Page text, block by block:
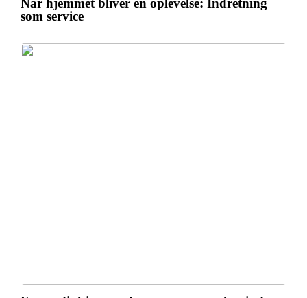
Når hjemmet bliver en oplevelse: Indretning
som service